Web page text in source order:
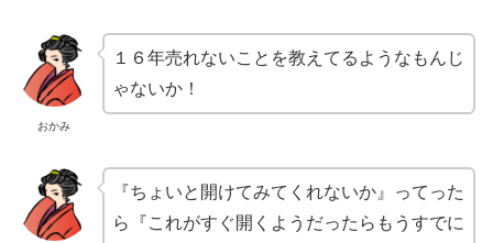
おかみ
１６年売れないことを教えてるようなもんじ
ゃないか！
『ちょいと開けてみてくれないか』ってった
ら『これがすぐ開くようだったらもうすでに